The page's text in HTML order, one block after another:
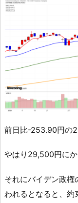
前日比-253.90円の
やはり29,500円にか
それにバイデン政
われるとなると、約